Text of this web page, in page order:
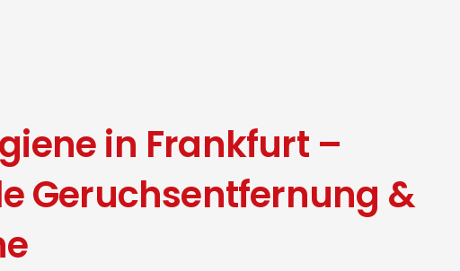
in Frankfurt –
Geruchsentfernung &